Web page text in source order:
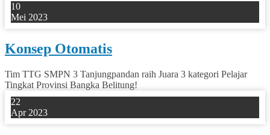
10
Mei 2023
Konsep Otomatis
Tim TTG SMPN 3 Tanjungpandan raih Juara 3 kategori Pelajar
Tingkat Provinsi Bangka Belitung!
22
Apr 2023